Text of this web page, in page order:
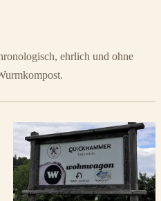
ehrlich und ohne